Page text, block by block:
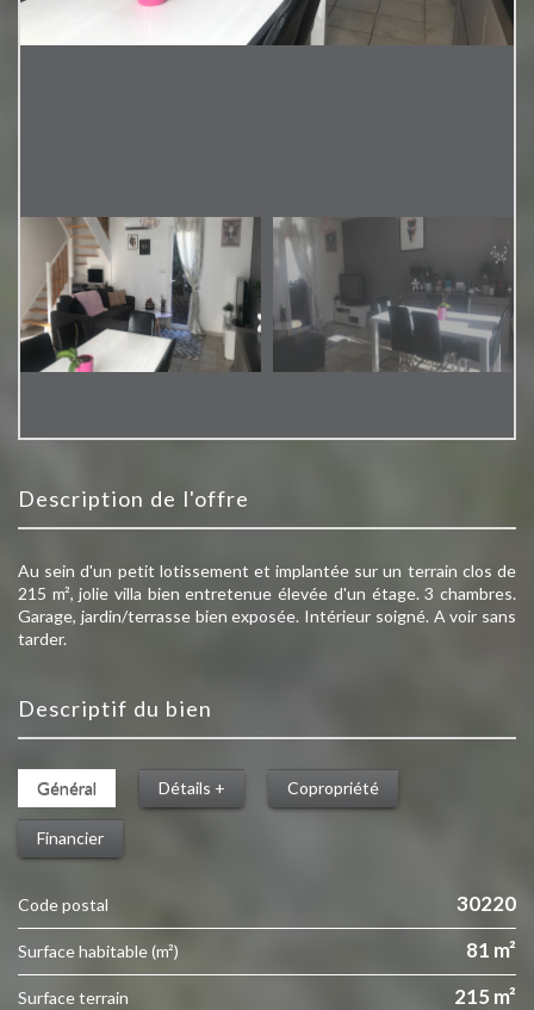
description de l'offre
Au sein d'un petit lotissement et implantée sur un terrain clos de
215 m², jolie villa bien entretenue élevée d'un étage. 3 chambres.
Garage, jardin/terrasse bien exposée. Intérieur soigné. A voir sans
tarder.
descriptif du bien
Général Détails + Copropriété
Financier
Code postal 30220
Surface habitable (m²) 81 m²
surface terrain 215 m²